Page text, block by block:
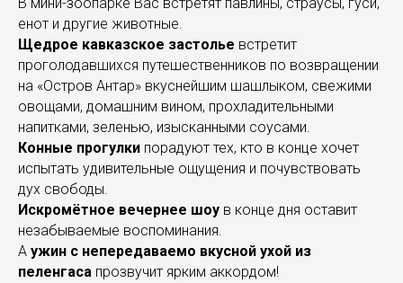
енот и другие животные.
Щедрое кавказское застолье встретит
проголодавшихся путешественников по возвращении
на «Остров Антар» вкуснейшим шашлыком, свежими
овощами, домашним вином, прохладительными
напитками, зеленью, изысканными соусами.
Конные прогулки порадуют тех, кто в конце хочет
испытать удивительные ощущения и почувствовать
дух свободы.
Искромётное вечернее шоу в конце дня оставит
незабываемые воспоминания.
А ужин с непередаваемо вкусной ухой из
пеленгаса прозвучит ярким аккордом!